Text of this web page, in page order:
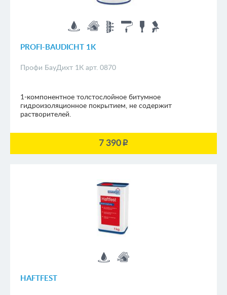
PROFI-BAUDICHT 1K
Профи БауДихт 1К арт. 0870
1-компонентное толстослойное битумное
гидроизоляционное покрытием, не содержит
растворителей.
7 390p
HAFTFEST